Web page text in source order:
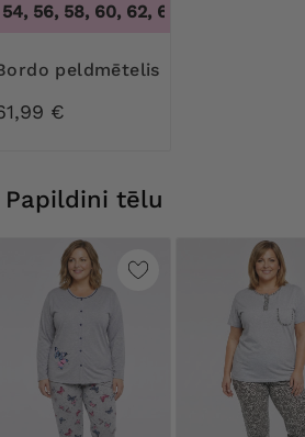
56, 58, 60, 62, 64, 66
Bordo peldmētelis
€
Papildini tēlu